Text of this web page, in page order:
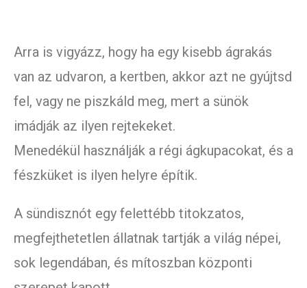
Arra is vigyázz, hogy ha egy kisebb ágrakás
van az udvaron, a kertben, akkor azt ne gyújtsd
fel, vagy ne piszkáld meg, mert a sünök
imádják az ilyen rejtekeket.
Menedékül használják a régi ágkupacokat, és a
fészküket is ilyen helyre építik.
A sündisznót egy felettébb titokzatos,
megfejthetetlen állatnak tartják a világ népei,
sok legendában, és mítoszban központi